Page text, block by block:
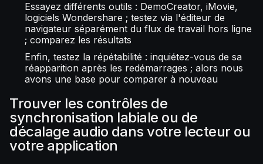
Essayez différents outils : DemoCreator, iMovie,
logiciels Wondershare ; testez via l'éditeur de
navigateur séparément du flux de travail hors ligne
; comparez les résultats
Enfin, testez la répétabilité : inquiétez-vous de sa
réapparition après les redémarrages ; alors nous
avons une base pour comparer à nouveau
Trouver les contrôles de
synchronisation labiale ou de
décalage audio dans votre lecteur ou
votre application